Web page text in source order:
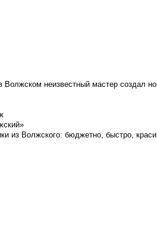
Волжском неизвестный мастер создал
из Волжского: бюджетно, быстро,